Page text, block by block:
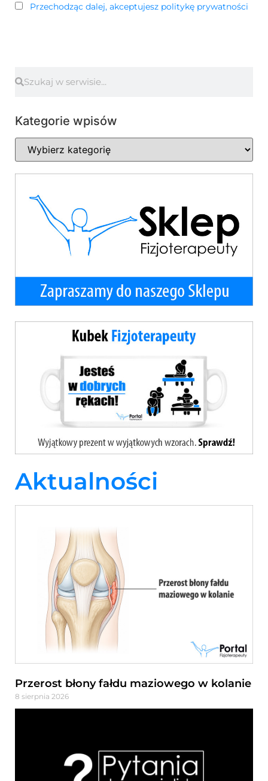
Przechodząc dalej, akceptujesz politykę prywatności
Kategorie wpisów
Aktualności
Przerost błony fałdu maziowego w kolanie
8 sierpnia 2026